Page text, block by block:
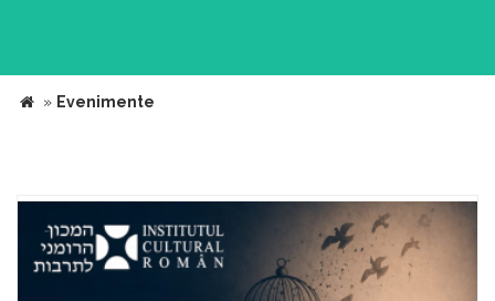
» Evenimente